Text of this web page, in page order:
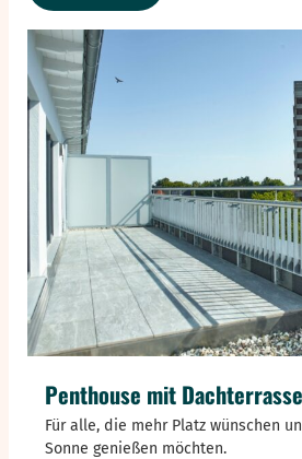
Unmöblierte
3
Penthouse mit Dachterrasse
Für alle, die mehr Platz wünschen
Sonne genießen möchten.